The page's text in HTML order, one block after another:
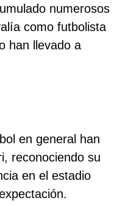
numerosos
como futbolista
han llevado a
en general han
reconociendo su
en el estadio